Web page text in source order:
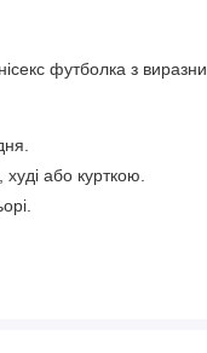
футболка з
або курткою.